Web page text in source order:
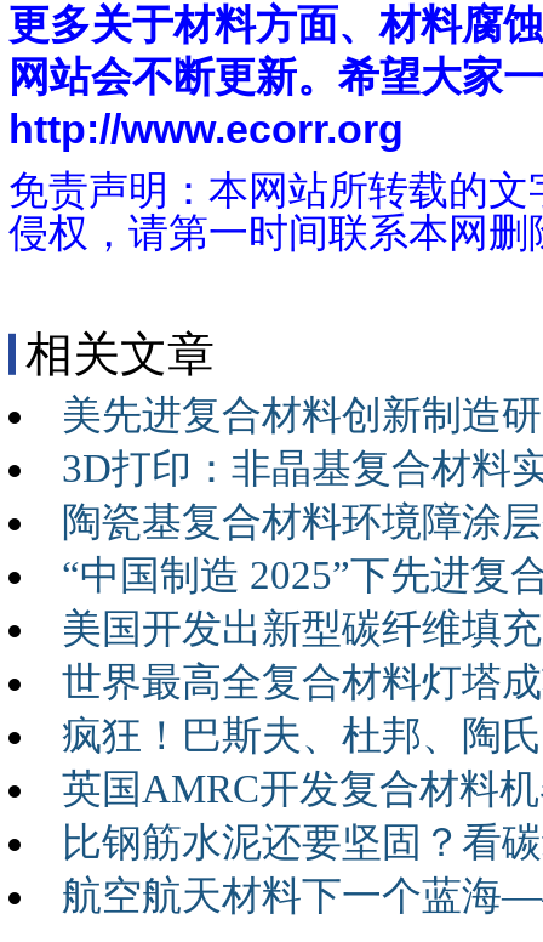
更多关于材料方面、材料腐
网站会不断更新。希望大家
http://www.ecorr.org
免责声明：本网站所转载的
侵权，请第一时间联系本网删
相关文章
美先进复合材料创新制造
3D打印：非晶基复合材料
陶瓷基复合材料环境障涂
“中国制造 2025”下先进复
美国开发出新型碳纤维填
世界最高全复合材料灯塔
疯狂！巴斯夫、杜邦、陶
英国AMRC开发复合材料
比钢筋水泥还要坚固？看
航空航天材料下一个蓝海